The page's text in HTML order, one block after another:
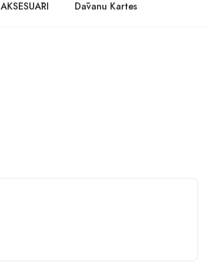
AKSESUĀRI Dāvanu Kartes